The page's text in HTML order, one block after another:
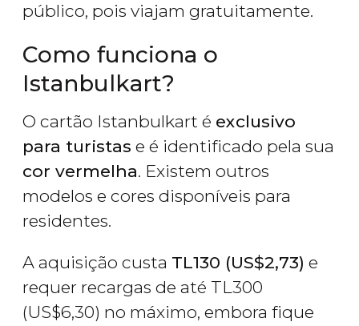
público, pois viajam gratuitamente.
Como funciona o
Istanbulkart?
O cartão Istanbulkart é exclusivo
para turistas e é identificado pela sua
cor vermelha. Existem outros
modelos e cores disponíveis para
residentes.
A aquisição custa TL130 (US$2,73) e
requer recargas de até TL300
(US$6,30) no máximo, embora fique